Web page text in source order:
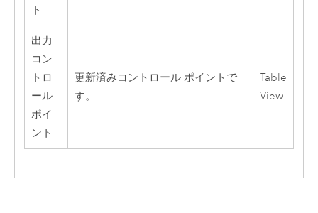
ト
出力
コン
トロ
ール
ポイ
ント
更新済みコントロール ポイントで
す。
Table
View